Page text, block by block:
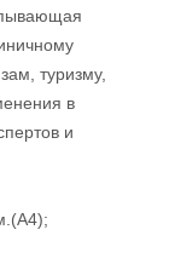
туризму,
в
и